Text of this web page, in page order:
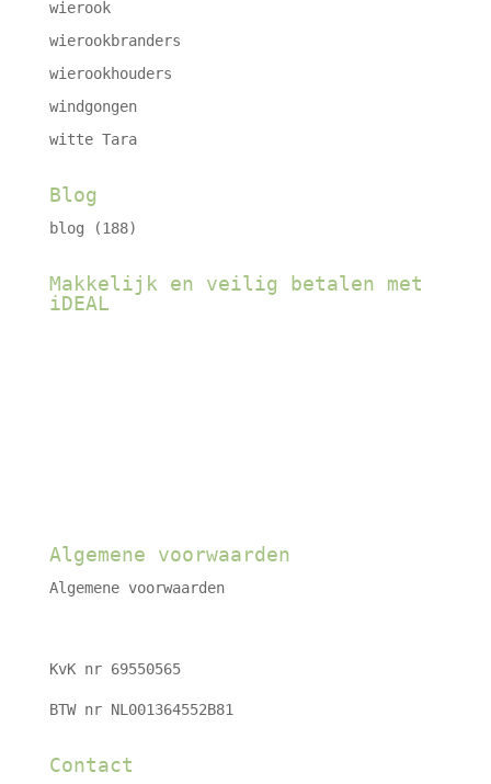
wierook
wierookbranders
wierookhouders
windgongen
witte Tara
Blog
blog (188)
Makkelijk en veilig betalen met
iDEAL
Algemene voorwaarden
Algemene voorwaarden
KvK nr 69550565
BTW nr NL001364552B81
Contact